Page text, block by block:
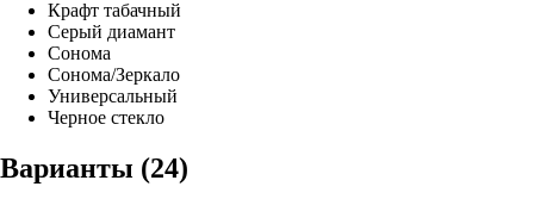
Крафт табачный
Серый диамант
Сонома
Сонома/Зеркало
Универсальный
Черное стекло
Варианты (24)